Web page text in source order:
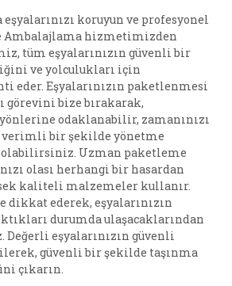
eşyalarınızı koruyun ve profesyonel
Ambalajlama hizmetimizden
tüm eşyalarınızın güvenli bir
ve yolculukları için
eder. Eşyalarınızın paketlenmesi
görevini bize bırakarak,
odaklanabilir, zamanınızı
bir şekilde yönetme
olabilirsiniz. Uzman paketleme
olası herhangi bir hasardan
kaliteli malzemeler kullanır.
ederek, eşyalarınızın
durumda ulaşacaklarından
eşyalarınızın güvenli
güvenli bir şekilde taşınma
çıkarın.